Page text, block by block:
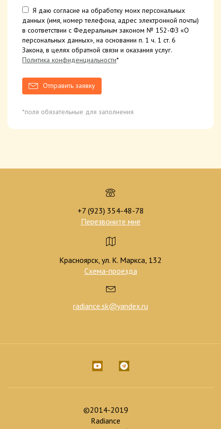
Я даю согласие на обработку моих персональных
данных (имя, номер телефона, адрес электронной почты)
в соответствии с Федеральным законом № 152-ФЗ «О
персональных данных», на основании п. 1 ч. 1 ст. 6
Закона, в целях обратной связи и оказания услуг.
Политика конфиденциальности*
Отправить заявку
*поля обязательные для заполнения
+7 (923) 354-48-78
Перезвоните мне
Красноярск, ул. К. Маркса, 132
Схема-проезда
radiance.sk@yandex.ru
©2014-2019
Radiance